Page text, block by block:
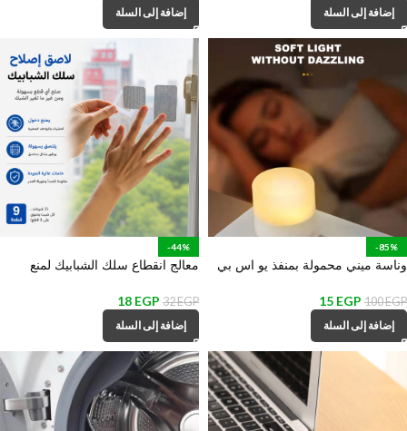
إضافة إلى السلة إضافة إلى السلة
-85%
وناسة ميني محمولة بمنفذ يو اس بي
100EGP
15 EGP
إضافة إلى السلة
-44%
معالج انقطاع سلك الشبابيك لمنع
32EGP
18 EGP
إضافة إلى السلة